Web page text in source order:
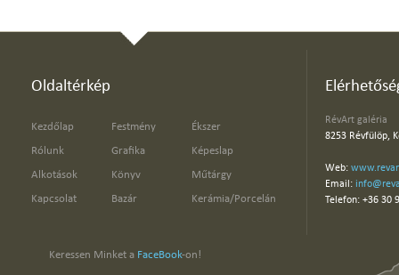
Oldaltérkép
Kezdőlap Festmény Ékszer
Rólunk Grafika Képeslap
Alkotások Könyv Műtárgy
Kapcsolat Bazár Kerámia/Porcelán
Keressen Minket a FaceBook-on!
RévArt galéria
8253 Révfülöp,
Web:
Email:
Telefon: +36 30